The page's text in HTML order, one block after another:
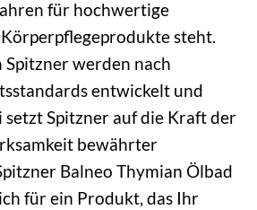
für hochwertige
steht.
werden nach
entwickelt und
setzt Spitzner auf die Kraft der
bewährter
Balneo Thymian Ölbad
für ein Produkt, das Ihr